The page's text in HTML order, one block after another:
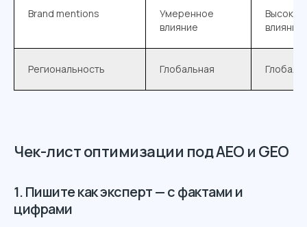
Brand mentions
Умеренное
влияние
Высокое
влияние
Региональность Глобальная
Чек-лист оптимизации под AEO и GEO
1. Пишите как эксперт — с фактами и
цифрами